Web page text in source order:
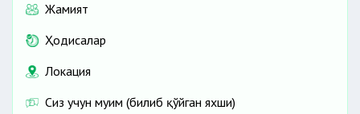
Жамият
Ҳодисалар
Локация
Сиз учун муҳим (билиб қўйган яхши)